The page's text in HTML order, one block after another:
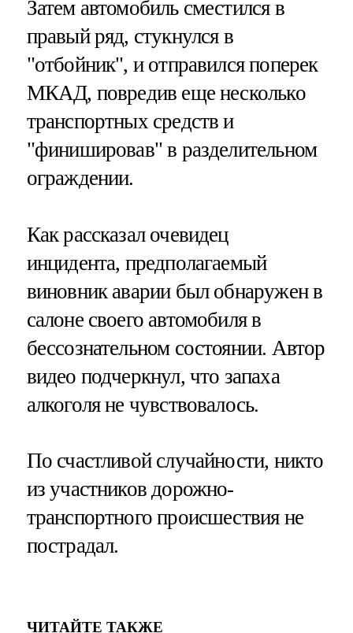
Затем автомобиль сместился в
правый ряд, стукнулся в
"отбойник", и отправился поперек
МКАД, повредив еще несколько
транспортных средств и
"финишировав" в разделительном
ограждении.
Как рассказал очевидец
инцидента, предполагаемый
виновник аварии был обнаружен в
салоне своего автомобиля в
бессознательном состоянии. Автор
видео подчеркнул, что запаха
алкоголя не чувствовалось.
По счастливой случайности, никто
из участников дорожно-
транспортного происшествия не
пострадал.
ЧИТАЙТЕ ТАКЖЕ